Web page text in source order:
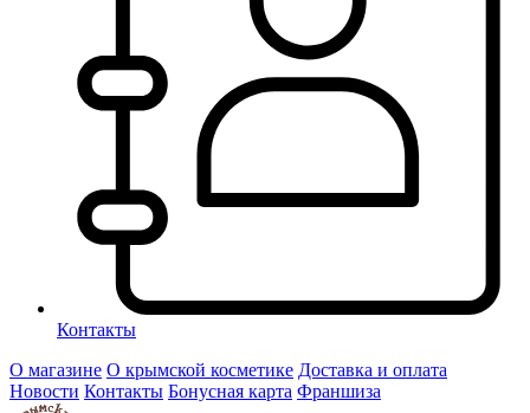
Контакты
О магазине О крымской косметике Доставка и оплата
Новости Контакты Бонусная карта Франшиза